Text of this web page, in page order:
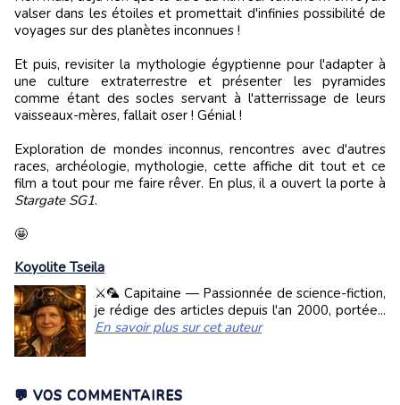
valser dans les étoiles et promettait d'infinies possibilité de
voyages sur des planètes inconnues !
Et puis, revisiter la mythologie égyptienne pour l'adapter à
une culture extraterrestre et présenter les pyramides
comme étant des socles servant à l'atterrissage de leurs
vaisseaux-mères, fallait oser ! Génial !
Exploration de mondes inconnus, rencontres avec d'autres
races, archéologie, mythologie, cette affiche dit tout et ce
film a tout pour me faire rêver. En plus, il a ouvert la porte à
Stargate SG1.
🤩
Koyolite Tseila
⚔️🦜 Capitaine — Passionnée de science-fiction,
je rédige des articles depuis l'an 2000, portée...
En savoir plus sur cet auteur
💬 VOS COMMENTAIRES